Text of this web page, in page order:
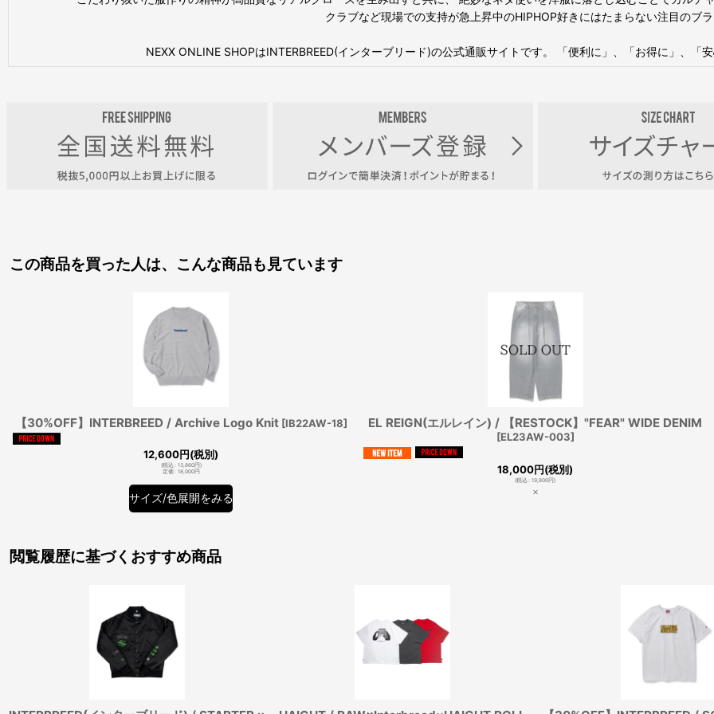
クラブなど現場での支持が急上昇中のHIPHOP好きにはたまらない注目のブ
NEXX ONLINE SHOPはINTERBREED(インターブリード)の公式通販サイトです。 「便利に」、「お得に」、「
この商品を買った人は、こんな商品も見ています
【30%OFF】INTERBREED / Archive Logo Knit [IB22AW-18]
12,600円(税別)
(税込: 13,860円)
定価 : 18,000円
サイズ/色展開をみる
EL REIGN(エルレイン) / 【RESTOCK】"FEAR" WIDE DENIM
[EL23AW-003]
18,000円(税別)
(税込: 19,800円)
×
閲覧履歴に基づくおすすめ商品